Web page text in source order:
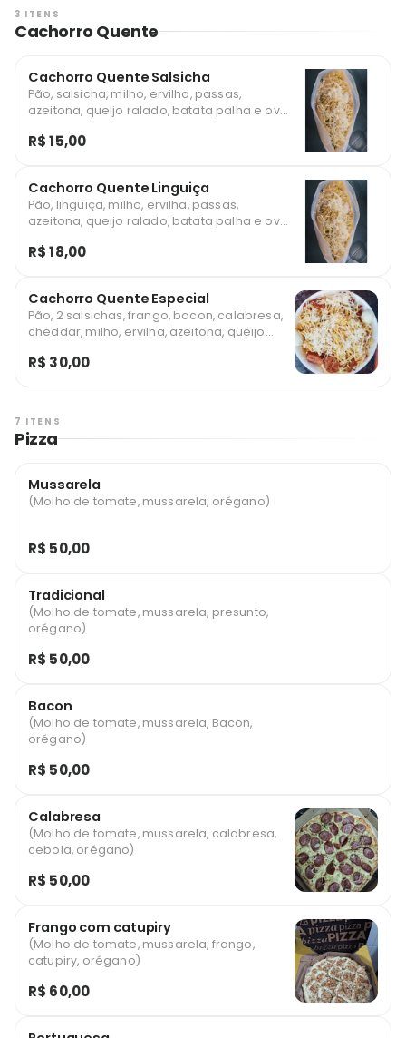
3 ITENS
Cachorro Quente
Cachorro Quente Salsicha
Pão, salsicha, milho, ervilha, passas,
azeitona, queijo ralado, batata palha e ovo
R$ 15,00
Cachorro Quente Linguiça
Pão, linguiça, milho, ervilha, passas,
azeitona, queijo ralado, batata palha e ovo
R$ 18,00
Cachorro Quente Especial
Pão, 2 salsichas, frango, bacon, calabresa,
cheddar, milho, ervilha, azeitona, queijo
R$ 30,00
7 ITENS
Pizza
Mussarela
(Molho de tomate, mussarela, orégano)
R$ 50,00
Tradicional
(Molho de tomate, mussarela, presunto,
orégano)
R$ 50,00
Bacon
(Molho de tomate, mussarela, Bacon,
orégano)
R$ 50,00
Calabresa
(Molho de tomate, mussarela, calabresa,
cebola, orégano)
R$ 50,00
Frango com catupiry
(Molho de tomate, mussarela, frango,
catupiry, orégano)
R$ 60,00